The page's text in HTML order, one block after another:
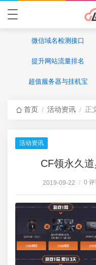
微信域名检测接口
提升网站流量排名
超值服务器与挂机宝
首页 / 活动资讯 / 正
活动资讯
CF领永久
2019-09-22 / 0 评